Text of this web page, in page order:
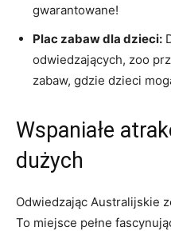
gwarantowane!
Plac zabaw dla dzieci:
odwiedzających, zoo
zabaw, gdzie dzieci
Wspaniałe
dużych
Odwiedzając⁤ Australijskie
To miejsce pełne